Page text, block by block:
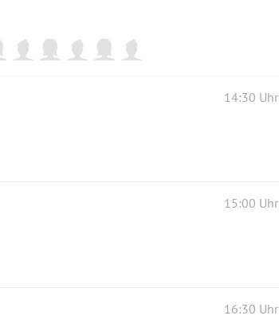
14:30 Uhr
15:00 Uhr
16:30 Uhr